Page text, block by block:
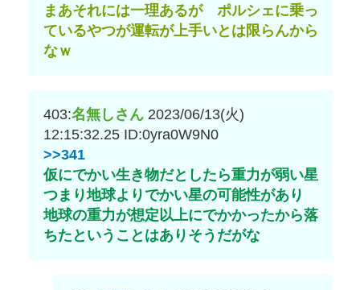
まあそれには一理あるが ポルシェに乗っ
ているやつが運転が上手いとは限らんから
なｗ
403:名無しさん 2023/06/13(火)
12:15:32.25 ID:0yra0W9N0
>>341
仮にでかい生き物だとしたら重力が弱い星
つまり地球よりでかい星の可能性があり
地球の重力が想定以上にでかかったから落
ちたということはありそうだがな